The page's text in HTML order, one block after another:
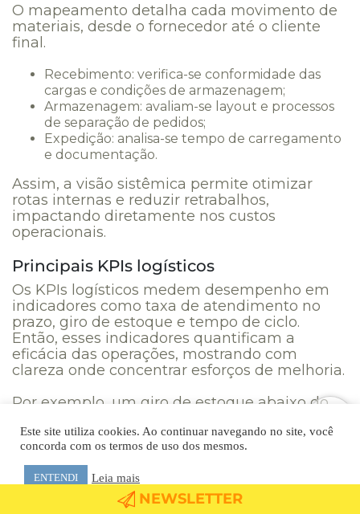
O mapeamento detalha cada movimento de
materiais, desde o fornecedor até o cliente
final.
Recebimento: verifica-se conformidade das
cargas e condições de armazenagem;
Armazenagem: avaliam-se layout e processos
de separação de pedidos;
Expedição: analisa-se tempo de carregamento
e documentação.
Assim, a visão sistêmica permite otimizar
rotas internas e reduzir retrabalhos,
impactando diretamente nos custos
operacionais.
Principais KPIs logísticos
Os KPIs logísticos medem desempenho em
indicadores como taxa de atendimento no
prazo, giro de estoque e tempo de ciclo.
Então, esses indicadores quantificam a
eficácia das operações, mostrando com
clareza onde concentrar esforços de melhoria.
Por exemplo, um giro de estoque abaixo do
parados, enquanto atrasos frequentes no
atendimento alertam para falhas na
programação de cargas ou na comunicação
entre setores.
NEWSLETTER
Este site utiliza cookies. Ao continuar navegando no site, você
concorda com os termos de uso dos mesmos.
ENTENDI Leia mais